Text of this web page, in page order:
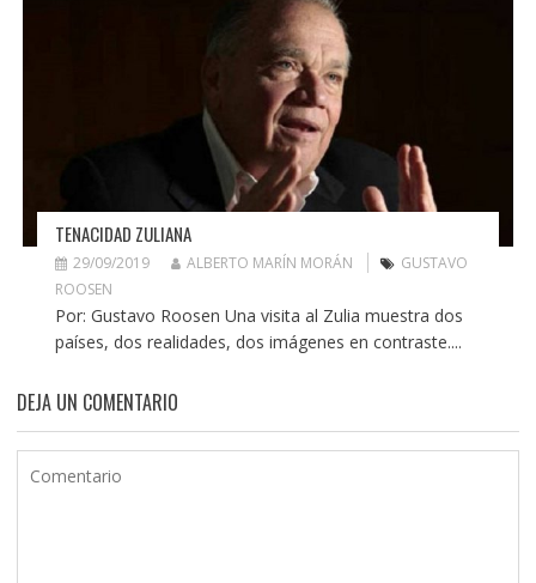
TENACIDAD ZULIANA
29/09/2019 ALBERTO MARÍN MORÁN
GUSTAVO
ROOSEN
Por: Gustavo Roosen Una visita al Zulia muestra dos
países, dos realidades, dos imágenes en contraste....
DEJA UN COMENTARIO